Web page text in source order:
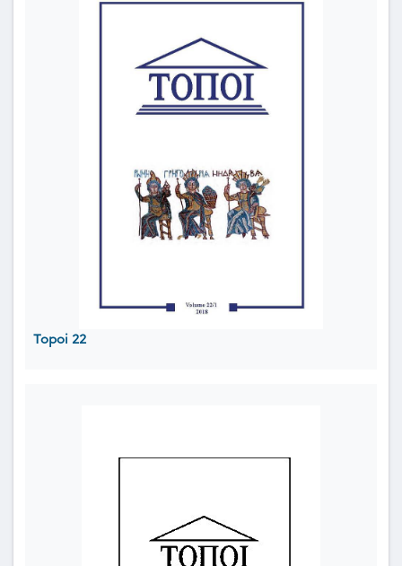
Topoi 22